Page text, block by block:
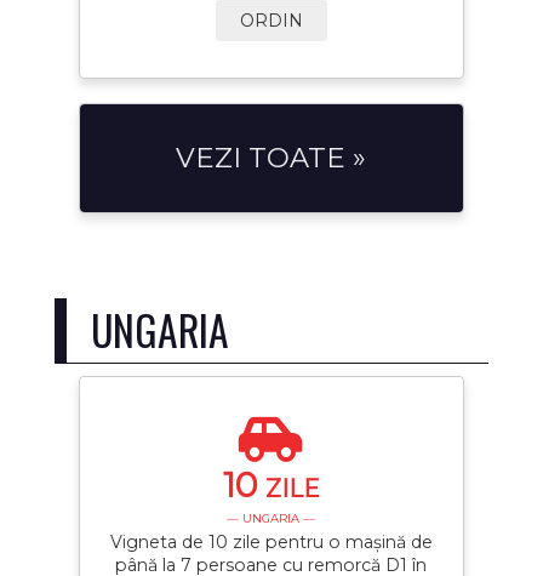
ORDIN
VEZI TOATE »
UNGARIA
10 ZILE
— UNGARIA —
Vigneta de 10 zile pentru o mașină de
până la 7 persoane cu remorcă D1 în